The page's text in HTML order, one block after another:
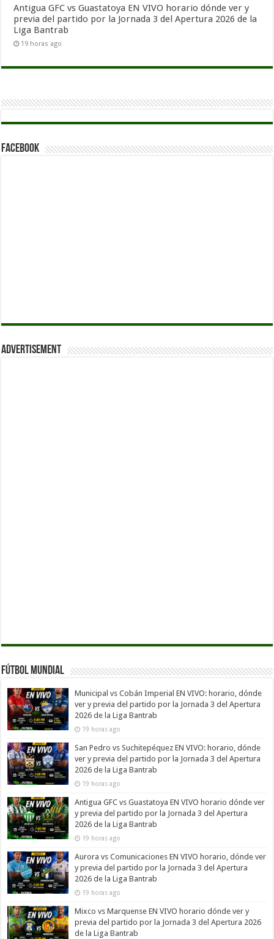
Antigua GFC vs Guastatoya EN VIVO horario dónde ver y
previa del partido por la Jornada 3 del Apertura 2026 de la
Liga Bantrab
19 horas ago
Facebook
Advertisement
Fútbol Mundial
Municipal vs Cobán Imperial EN VIVO: horario, dónde
ver y previa del partido por la Jornada 3 del Apertura
2026 de la Liga Bantrab
19 horas ago
San Pedro vs Suchitepéquez EN VIVO: horario, dónde
ver y previa del partido por la Jornada 3 del Apertura
2026 de la Liga Bantrab
19 horas ago
Antigua GFC vs Guastatoya EN VIVO horario dónde ver
y previa del partido por la Jornada 3 del Apertura
2026 de la Liga Bantrab
19 horas ago
Aurora vs Comunicaciones EN VIVO horario, dónde ver
y previa del partido por la Jornada 3 del Apertura
2026 de la Liga Bantrab
19 horas ago
Mixco vs Marquense EN VIVO horario dónde ver y
previa del partido por la Jornada 3 del Apertura 2026
de la Liga Bantrab